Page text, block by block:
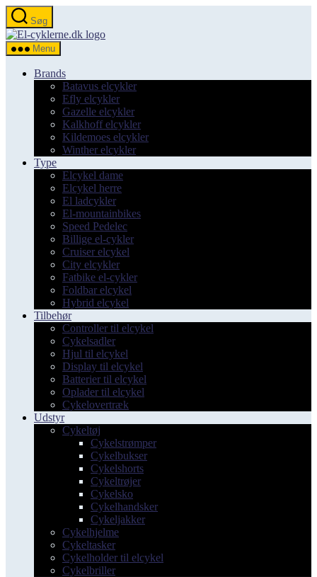
Spring
til
indholdet
Søg
el-
Menu
Brands
Batavus elcykler
Efly elcykler
Gazelle elcykler
Kalkhoff elcykler
Kildemoes elcykler
Winther elcykler
Type
Elcykel dame
Elcykel herre
El ladcykler
El-mountainbikes
Speed Pedelec
Billige el-cykler
Cruiser elcykel
City elcykler
Fatbike el-cykler
Foldbar elcykel
Hybrid elcykel
Tilbehør
Controller til elcykel
Cykelsadler
Hjul til elcykel
Display til elcykel
Batterier til elcykel
Oplader til elcykel
Cykelovertræk
Udstyr
Cykeltøj
Cykelstrømper
Cykelbukser
Cykelshorts
Cykeltrøjer
Cykelsko
Cykelhandsker
Cykeljakker
Cykelhjelme
Cykeltasker
Cykelholder til elcykel
Cykelbriller